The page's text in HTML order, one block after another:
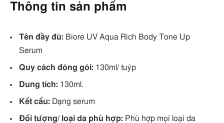
Thông tin sản phẩm
Tên đầy đủ: Biore UV Aqua Rich Body Tone Up
Serum
Quy cách đóng gói: 130ml/ tuýp
Dung tích: 130ml.
Kết cấu: Dạng serum
Đối tượng/ loại da phù hợp: Phù hợp mọi loại da